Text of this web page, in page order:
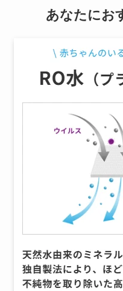
あなたにお